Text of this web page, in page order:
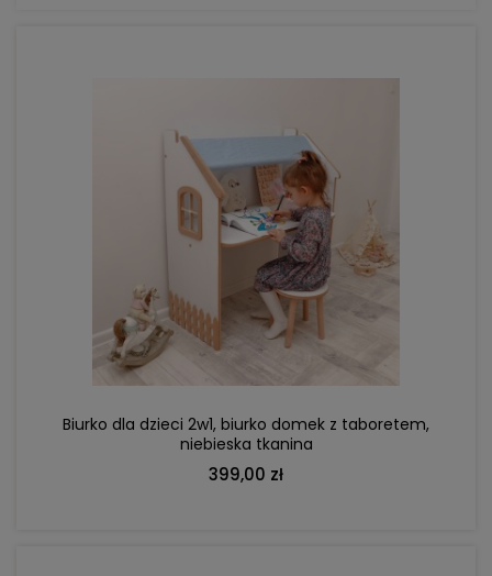
Biurko dla dzieci 2w1, biurko domek z taboretem,
niebieska tkanina
399,00 zł
DO KOSZYKA